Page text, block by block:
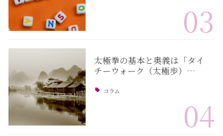
03
太極拳の基本と奥義は「タイ
チーウォーク（太極歩）…
コラム
04